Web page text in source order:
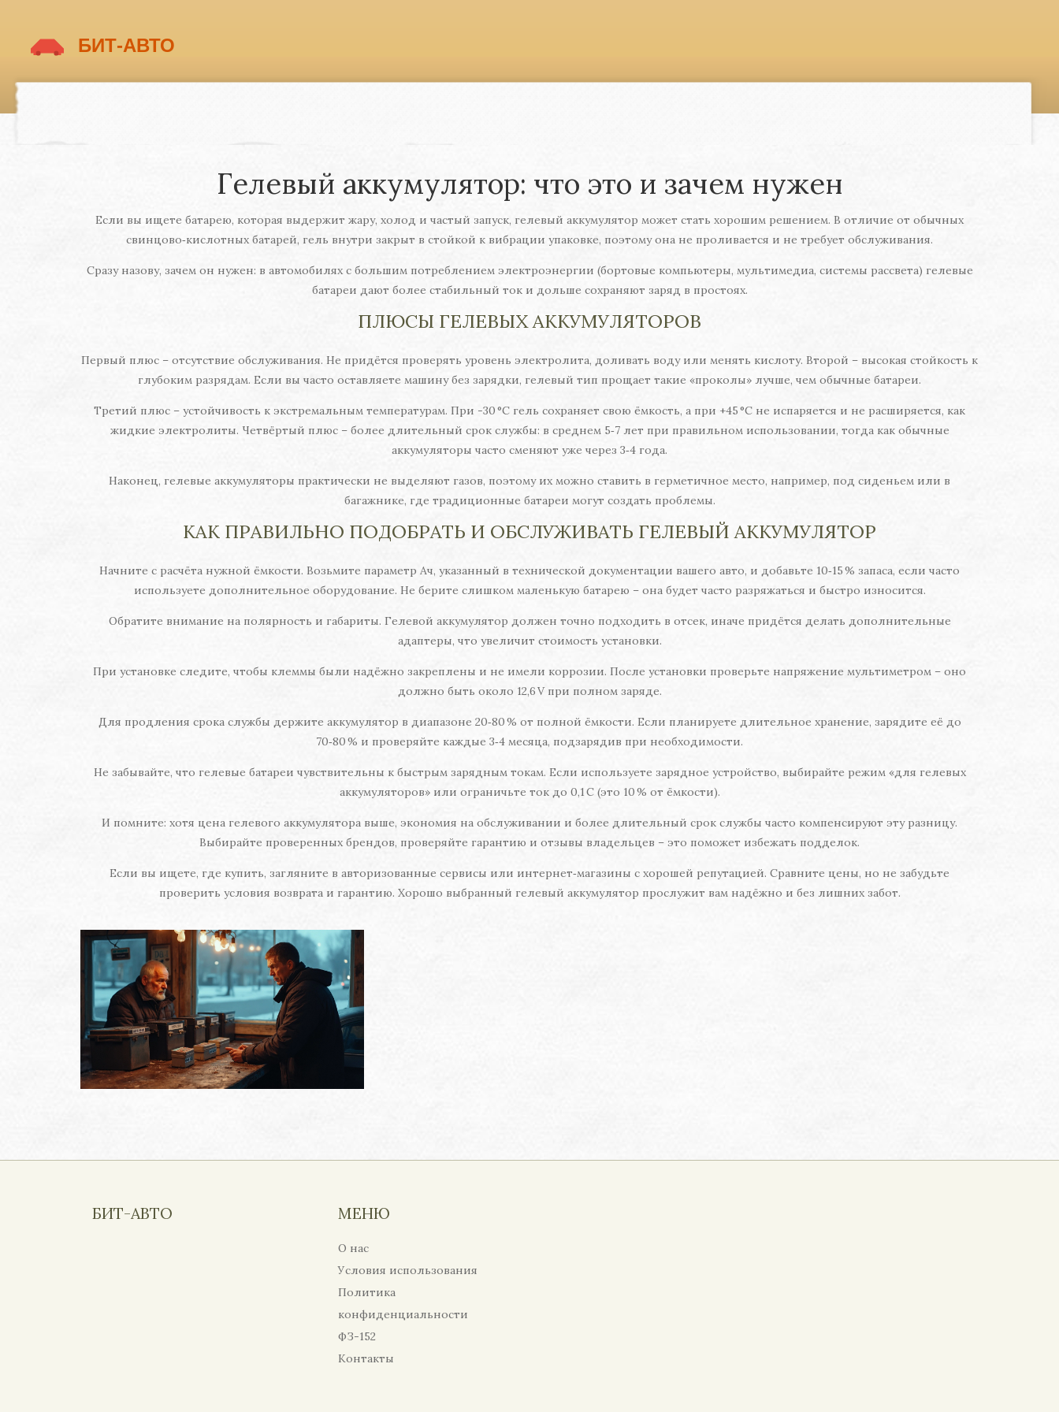
Гелевый аккумулятор: что это и зачем нужен
Если вы ищете батарею, которая выдержит жару, холод и частый запуск, гелевый аккумулятор может стать хорошим решением. В отличие от обычных
свинцово‑кислотных батарей, гель внутри закрыт в стойкой к вибрации упаковке, поэтому она не проливается и не требует обслуживания.
Сразу назову, зачем он нужен: в автомобилях с большим потреблением электроэнергии (бортовые компьютеры, мультимедиа, системы рассвета) гелевые
батареи дают более стабильный ток и дольше сохраняют заряд в простоях.
ПЛЮСЫ ГЕЛЕВЫХ АККУМУЛЯТОРОВ
Первый плюс – отсутствие обслуживания. Не придётся проверять уровень электролита, доливать воду или менять кислоту. Второй – высокая стойкость к
глубоким разрядам. Если вы часто оставляете машину без зарядки, гелевый тип прощает такие «проколы» лучше, чем обычные батареи.
Третий плюс – устойчивость к экстремальным температурам. При -30 °C гель сохраняет свою ёмкость, а при +45 °C не испаряется и не расширяется, как
жидкие электролиты. Четвёртый плюс – более длительный срок службы: в среднем 5‑7 лет при правильном использовании, тогда как обычные
аккумуляторы часто сменяют уже через 3‑4 года.
Наконец, гелевые аккумуляторы практически не выделяют газов, поэтому их можно ставить в герметичное место, например, под сиденьем или в
багажнике, где традиционные батареи могут создать проблемы.
КАК ПРАВИЛЬНО ПОДОБРАТЬ И ОБСЛУЖИВАТЬ ГЕЛЕВЫЙ АККУМУЛЯТОР
Начните с расчёта нужной ёмкости. Возьмите параметр Ач, указанный в технической документации вашего авто, и добавьте 10‑15 % запаса, если часто
используете дополнительное оборудование. Не берите слишком маленькую батарею – она будет часто разряжаться и быстро износится.
Обратите внимание на полярность и габариты. Гелевой аккумулятор должен точно подходить в отсек, иначе придётся делать дополнительные
адаптеры, что увеличит стоимость установки.
При установке следите, чтобы клеммы были надёжно закреплены и не имели коррозии. После установки проверьте напряжение мультиметром – оно
должно быть около 12,6 V при полном заряде.
Для продления срока службы держите аккумулятор в диапазоне 20‑80 % от полной ёмкости. Если планируете длительное хранение, зарядите её до
70‑80 % и проверяйте каждые 3‑4 месяца, подзарядив при необходимости.
Не забывайте, что гелевые батареи чувствительны к быстрым зарядным токам. Если используете зарядное устройство, выбирайте режим «для гелевых
аккумуляторов» или ограничьте ток до 0,1 C (это 10 % от ёмкости).
И помните: хотя цена гелевого аккумулятора выше, экономия на обслуживании и более длительный срок службы часто компенсируют эту разницу.
Выбирайте проверенных брендов, проверяйте гарантию и отзывы владельцев – это поможет избежать подделок.
Если вы ищете, где купить, загляните в авторизованные сервисы или интернет‑магазины с хорошей репутацией. Сравните цены, но не забудьте
проверить условия возврата и гарантию. Хорошо выбранный гелевый аккумулятор прослужит вам надёжно и без лишних забот.
БИТ-АВТО МЕНЮ
О нас
Условия использования
Политика
конфиденциальности
ФЗ-152
Контакты